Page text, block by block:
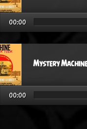
00:00
Mystery
00:00